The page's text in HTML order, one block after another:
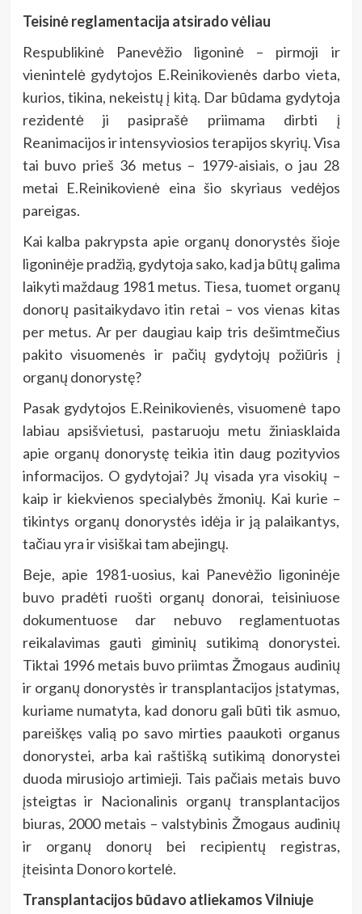
Teisinė reglamentacija atsirado vėliau
Respublikinė Panevėžio ligoninė – pirmoji ir
vienintelė gydytojos E.Reinikovienės darbo vieta,
kurios, tikina, nekeistų į kitą. Dar būdama gydytoja
rezidentė ji pasiprašė priimama dirbti į
Reanimacijos ir intensyviosios terapijos skyrių. Visa
tai buvo prieš 36 metus – 1979-aisiais, o jau 28
metai E.Reinikovienė eina šio skyriaus vedėjos
pareigas.
Kai kalba pakrypsta apie organų donorystės šioje
ligoninėje pradžią, gydytoja sako, kad ja būtų galima
laikyti maždaug 1981 metus. Tiesa, tuomet organų
donorų pasitaikydavo itin retai – vos vienas kitas
per metus. Ar per daugiau kaip tris dešimtmečius
pakito visuomenės ir pačių gydytojų požiūris į
organų donorystę?
Pasak gydytojos E.Reinikovienės, visuomenė tapo
labiau apsišvietusi, pastaruoju metu žiniasklaida
apie organų donorystę teikia itin daug pozityvios
informacijos. O gydytojai? Jų visada yra visokių –
kaip ir kiekvienos specialybės žmonių. Kai kurie –
tikintys organų donorystės idėja ir ją palaikantys,
tačiau yra ir visiškai tam abejingų.
Beje, apie 1981-uosius, kai Panevėžio ligoninėje
buvo pradėti ruošti organų donorai, teisiniuose
dokumentuose dar nebuvo reglamentuotas
reikalavimas gauti giminių sutikimą donorystei.
Tiktai 1996 metais buvo priimtas Žmogaus audinių
ir organų donorystės ir transplantacijos įstatymas,
kuriame numatyta, kad donoru gali būti tik asmuo,
pareiškęs valią po savo mirties paaukoti organus
donorystei, arba kai raštišką sutikimą donorystei
duoda mirusiojo artimieji. Tais pačiais metais buvo
įsteigtas ir Nacionalinis organų transplantacijos
biuras, 2000 metais – valstybinis Žmogaus audinių
ir organų donorų bei recipientų registras,
įteisinta Donoro kortelė.
Transplantacijos būdavo atliekamos Vilniuje